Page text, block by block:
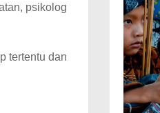
psikolog
tertentu dan